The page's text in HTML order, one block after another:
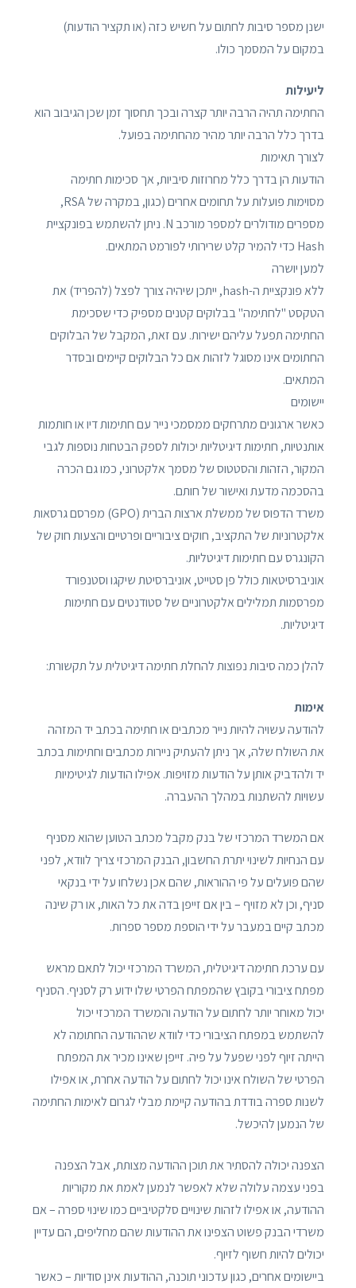
ישנן מספר סיבות לחתום על חשיש כזה (או תקציר הודעות)
במקום על המסמך כולו.
ליעילות
החתימה תהיה הרבה יותר קצרה ובכך תחסוך זמן שכן הגיבוב הוא
בדרך כלל הרבה יותר מהיר מהחתימה בפועל.
לצורך תאימות
הודעות הן בדרך כלל מחרוזות סיביות, אך סכימות חתימה
מסוימות פועלות על תחומים אחרים (כגון, במקרה של RSA,
מספרים מודולרים למספר מורכב N. ניתן להשתמש בפונקציית
Hash כדי להמיר קלט שרירותי לפורמט המתאים.
למען יושרה
ללא פונקציית ה-hash, ייתכן שיהיה צורך לפצל (להפריד) את
הטקסט "לחתימה" בבלוקים קטנים מספיק כדי שסכימת
החתימה תפעל עליהם ישירות. עם זאת, המקבל של הבלוקים
החתומים אינו מסוגל לזהות אם כל הבלוקים קיימים ובסדר
המתאים.
יישומים
כאשר ארגונים מתרחקים ממסמכי נייר עם חתימות דיו או חותמות
אותנטיות, חתימות דיגיטליות יכולות לספק הבטחות נוספות לגבי
המקור, הזהות והסטטוס של מסמך אלקטרוני, כמו גם הכרה
בהסכמה מדעת ואישור של חותם.
משרד הדפוס של ממשלת ארצות הברית (GPO) מפרסם גרסאות
אלקטרוניות של התקציב, חוקים ציבוריים ופרטיים והצעות חוק של
הקונגרס עם חתימות דיגיטליות.
אוניברסיטאות כולל פן סטייט, אוניברסיטת שיקגו וסטנפורד
מפרסמות תמלילים אלקטרוניים של סטודנטים עם חתימות
דיגיטליות.
להלן כמה סיבות נפוצות להחלת חתימה דיגיטלית על תקשורת:
אימות
להודעה עשויה להיות נייר מכתבים או חתימה בכתב יד המזהה
את השולח שלה, אך ניתן להעתיק ניירות מכתבים וחתימות בכתב
יד ולהדביק אותן על הודעות מזויפות. אפילו הודעות לגיטימיות
עשויות להשתנות במהלך ההעברה.
אם המשרד המרכזי של בנק מקבל מכתב הטוען שהוא מסניף
עם הנחיות לשינוי יתרת החשבון, הבנק המרכזי צריך לוודא, לפני
שהם פועלים על פי ההוראות, שהם אכן נשלחו על ידי בנקאי
סניף, וכן לא מזויף – בין אם זייפן בדה את כל האות, או רק שינה
מכתב קיים במעבר על ידי הוספת מספר ספרות.
עם ערכת חתימה דיגיטלית, המשרד המרכזי יכול לתאם מראש
מפתח ציבורי בקובץ שהמפתח הפרטי שלו ידוע רק לסניף. הסניף
יכול מאוחר יותר לחתום על הודעה והמשרד המרכזי יכול
להשתמש במפתח הציבורי כדי לוודא שההודעה החתומה לא
הייתה זיוף לפני שפעל על פיה. זייפן שאינו מכיר את המפתח
הפרטי של השולח אינו יכול לחתום על הודעה אחרת, או אפילו
לשנות ספרה בודדת בהודעה קיימת מבלי לגרום לאימות החתימה
של הנמען להיכשל.
הצפנה יכולה להסתיר את תוכן ההודעה מצותת, אבל הצפנה
בפני עצמה עלולה שלא לאפשר לנמען לאמת את מקוריות
ההודעה, או אפילו לזהות שינויים סלקטיביים כמו שינוי ספרה – אם
משרדי הבנק פשוט הצפינו את ההודעות שהם מחליפים, הם עדיין
יכולים להיות חשוף לזיוף.
ביישומים אחרים, כגון עדכוני תוכנה, ההודעות אינן סודיות – כאשר